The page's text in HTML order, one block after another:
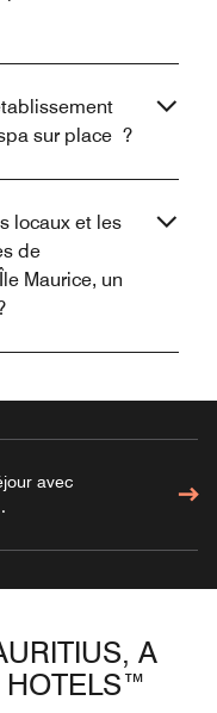
sur place ?
locaux et les
de
Maurice, un
avec
A
HOTELS™